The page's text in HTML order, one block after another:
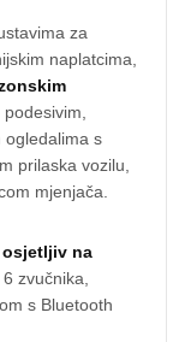
za
naplatcima,
podesivim,
ogledalima s
prilaska vozilu,
mjenjača.
osjetljiv na
, 6 zvučnika,
s Bluetooth